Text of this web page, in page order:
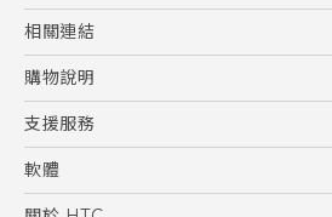
User manual
5G
智慧型手機
配件
相關連結
HTC Research
購物說明
購物須知
訂單管理
付款方式
支援服務
到府收送維修服務
服務中心資訊
軟體
應用程式